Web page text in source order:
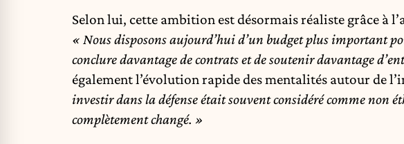
Selon lui, cette ambition est désormais réaliste grâce à
« Nous disposons aujourd’hui d’un budget plus important
conclure davantage de contrats et de soutenir davantage
également l’évolution rapide des mentalités autour de
investir dans la défense était souvent considéré comme non
complètement changé. »